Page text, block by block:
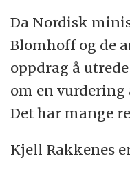
Da Nordisk
Blomhoff og de
oppdrag å
om en
Det har mange
Kjell Rakkenes